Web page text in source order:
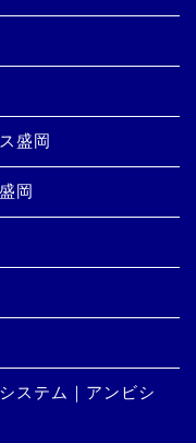
盛岡
岡
ステム｜アンビシ
ース・料金